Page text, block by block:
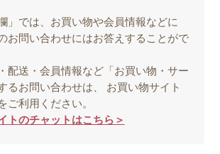
」では、お買い物や会員情報などに
お問い合わせにはお答えすることがで
配送・会員情報など「お買い物・サー
るお問い合わせは、 お買い物サイト
ご利用ください。
トのチャットはこちら＞